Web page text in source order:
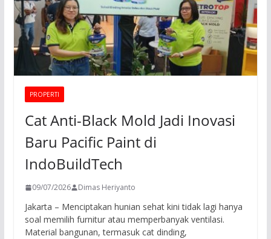
PROPERTI
Cat Anti-Black Mold Jadi Inovasi
Baru Pacific Paint di
IndoBuildTech
09/07/2026 Dimas Heriyanto
Jakarta – Menciptakan hunian sehat kini tidak lagi hanya
soal memilih furnitur atau memperbanyak ventilasi.
Material bangunan, termasuk cat dinding,